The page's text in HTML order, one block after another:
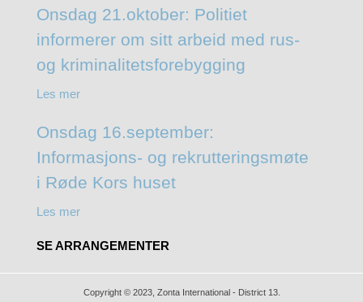
Onsdag 21.oktober: Politiet
informerer om sitt arbeid med rus-
og kriminalitetsforebygging
Les mer
Onsdag 16.september:
Informasjons- og rekrutteringsmøte
i Røde Kors huset
Les mer
SE ARRANGEMENTER
Copyright © 2023, Zonta International - District 13.